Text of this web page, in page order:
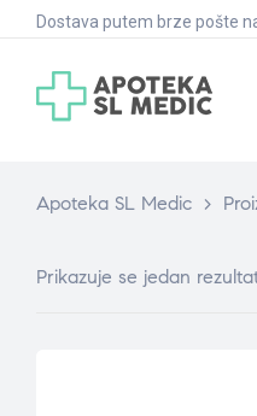
Dostava putem brze pošte
Apoteka SL Medic >
Prikazuje se jedan